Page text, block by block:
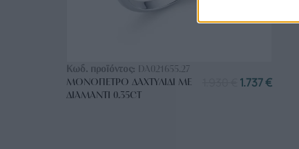
Κωδ. προϊόντος: DA021655.27
ΜΟΝΌΠΕΤΡΟ ΔΑΧΤΥΛΊΔΙ ΜΕ
ΔΙΑΜΆΝΤΙ 0.35CT
1.737€